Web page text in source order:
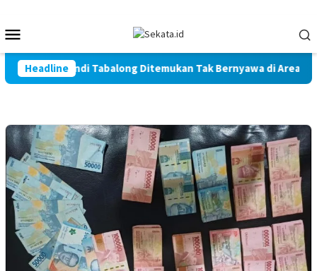
konten
Mobile
Headline
Warga Marindi Tabalong Ditemukan Tak Bernyawa di Area